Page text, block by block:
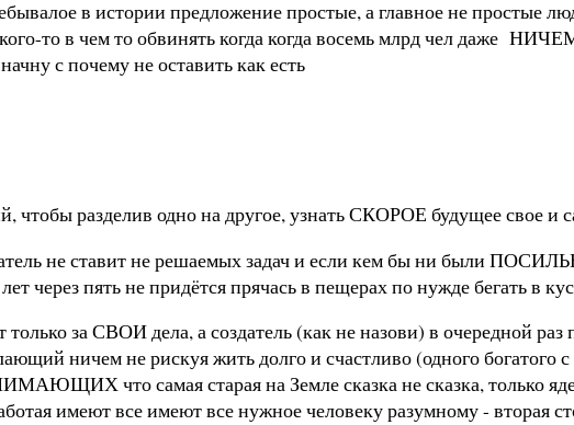
в истории предложение простые, а главное не простые
то в чем то обвинять когда когда восемь млрд чел даже
с почему не оставить как есть
чтобы разделив одно на другое, узнать СКОРОЕ будущее свое и
не ставит не решаемых задач и если кем бы ни были
через пять не придётся прячась в пещерах по нужде бегать в
за СВОИ дела, а создатель (как не назови) в очередной
ничем не рискуя жить долго и счастливо (одного богатого
что самая старая на Земле сказка не сказка, только
имеют все имеют все нужное человеку разумному - вторая